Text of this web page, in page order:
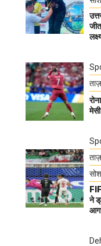
मेसी
ने